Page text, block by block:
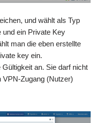
und wählt als Typ
und ein Private Key
man die eben erstellte
key ein.
an. Sie darf nicht
VPN-Zugang (Nutzer)